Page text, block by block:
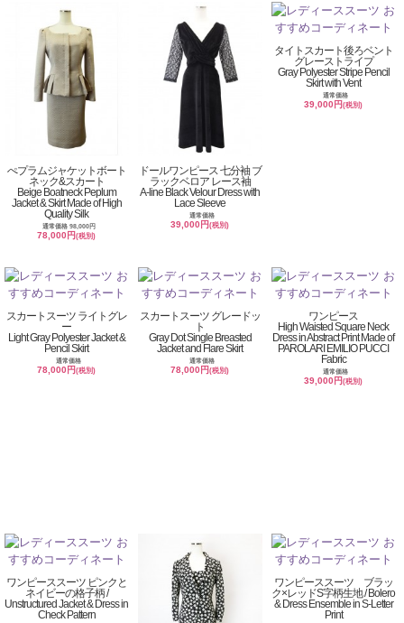
ぺプラムジャケットボート
ネック&スカート
Beige Boatneck Peplum
Jacket & Skirt Made of High
Quality Silk
通常価格 98,000円
78,000円(税別)
ドールワンピース 七分袖 ブ
ラックベロア レース袖
A-line Black Velour Dress with
Lace Sleeve
通常価格
39,000円(税別)
タイトスカート後ろベント
グレーストライプ
Gray Polyester Stripe Pencil
Skirt with Vent
通常価格
39,000円(税別)
スカートスーツ ライトグレ
ー
Light Gray Polyester Jacket &
Pencil Skirt
通常価格
78,000円(税別)
スカートスーツ グレードッ
ト
Gray Dot Single Breasted
Jacket and Flare Skirt
通常価格
78,000円(税別)
ワンピース
High Waisted Square Neck
Dress in Abstract Print Made of
PAROLARI EMILIO PUCCI
Fabric
通常価格
39,000円(税別)
ワンピーススーツ ピンクと
ネイビーの格子柄 /
Unstructured Jacket & Dress in
Check Pattern
ワンピーススーツ ブラッ
ク×レッドS字柄生地 / Bolero
& Dress Ensemble in S-Letter
Print